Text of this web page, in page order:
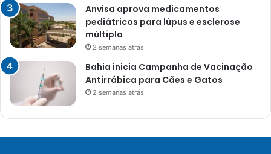
Anvisa aprova medicamentos
pediátricos para lúpus e esclerose
múltipla
2 semanas atrás
Bahia inicia Campanha de Vacinação
Antirrábica para Cães e Gatos
2 semanas atrás